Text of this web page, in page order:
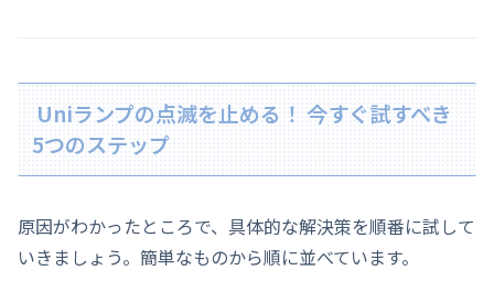
Uniランプの点滅を止める！ 今すぐ試すべき
5つのステップ
原因がわかったところで、具体的な解決策を順番に試して
いきましょう。簡単なものから順に並べています。